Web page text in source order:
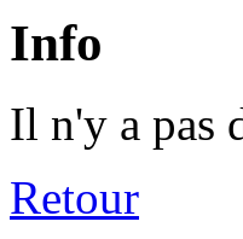
Info
Il n'y a pas
Retour